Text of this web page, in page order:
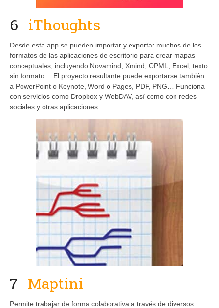
6 iThoughts
Desde esta app se pueden importar y exportar muchos de los
formatos de las aplicaciones de escritorio para crear mapas
conceptuales, incluyendo Novamind, Xmind, OPML, Excel, texto
sin formato… El proyecto resultante puede exportarse también
a PowerPoint o Keynote, Word o Pages, PDF, PNG… Funciona
con servicios como Dropbox y WebDAV, así como con redes
sociales y otras aplicaciones.
7 Maptini
Permite trabajar de forma colaborativa a través de diversos